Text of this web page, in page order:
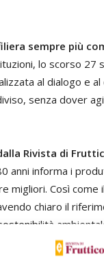
sempre più
lo scorso 27
al dialogo e
senza dover
Rivista di
anni informa i
migliori. Così come
chiaro il